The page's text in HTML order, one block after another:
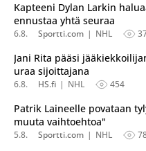
Kapteeni Dylan Larkin
ennustaa yhtä seuraa
6.8. Sportti.com NHL
Jani Rita pääsi
uraa sijoittajana
6.8. HS.fi NHL 454
Patrik Laineelle povataan
muuta vaihtoehtoa"
5.8. Sportti.com NHL